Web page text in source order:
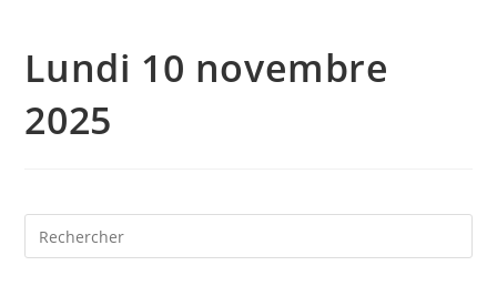
Lundi 10 novembre
2025